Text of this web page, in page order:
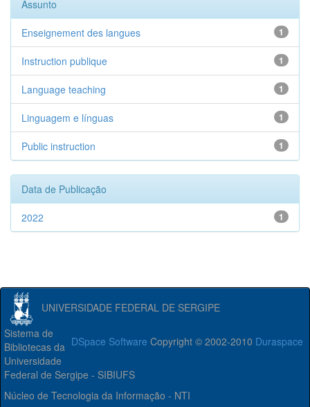
Assunto
1
Enseignement des langues
1
Instruction publique
1
Language teaching
1
Linguagem e línguas
1
Public instruction
Data de Publicação
1
2022
UNIVERSIDADE FEDERAL DE SERGIPE
DSpace Software Copyright © 2002-2010 Duraspace
Sistema de
Bibliotecas da
Universidade
Federal de Sergipe - SIBIUFS
Núcleo de Tecnologia da Informação - NTI